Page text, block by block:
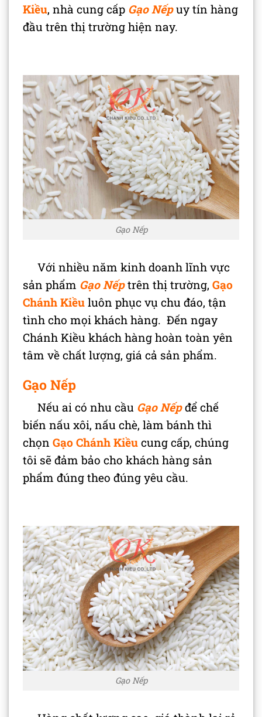
Kiều, nhà cung cấp Gạo Nếp uy tín hàng
đầu trên thị trường hiện nay.
Gạo Nếp
Với nhiều năm kinh doanh lĩnh vực
sản phẩm Gạo Nếptrên thị trường, Gạo
Chánh Kiều luôn phục vụ chu đáo, tận
tình cho mọi khách hàng. Đến ngay
Chánh Kiều khách hàng hoàn toàn yên
tâm về chất lượng, giá cả sản phẩm.
Gạo Nếp
Nếu ai có nhu cầu Gạo Nếpđể chế
biến nấu xôi, nấu chè, làm bánh thì
chọn Gạo Chánh Kiều cung cấp, chúng
tôi sẽ đảm bảo cho khách hàng sản
phẩm đúng theo đúng yêu cầu.
Gạo Nếp